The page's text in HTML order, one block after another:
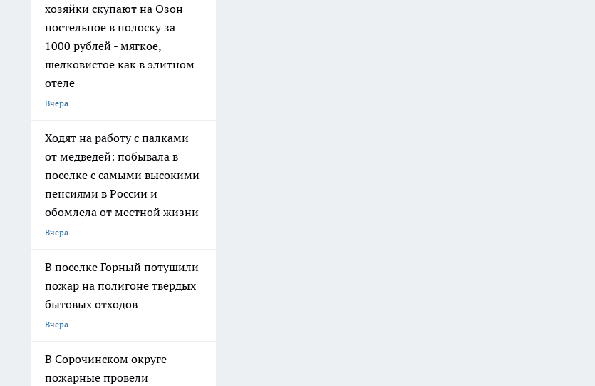
хозяйки скупают на Озон
постельное в полоску за
1000 рублей - мягкое,
шелковистое как в элитном
отеле
Вчера
Ходят на работу с палками
от медведей: побывала в
поселке с самыми высокими
пенсиями в России и
обомлела от местной жизни
Вчера
В поселке Горный потушили
пожар на полигоне твердых
бытовых отходов
Вчера
В Сорочинском округе
пожарные провели